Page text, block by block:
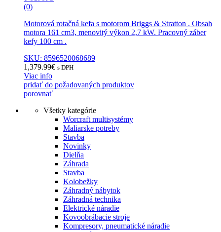
(0)
Motorová rotačná kefa s motorom Briggs & Stratton . Obsah
motora 161 cm3, menovitý výkon 2,7 kW. Pracovný záber
kefy 100 cm .
SKU: 8596520068689
1,379.99€ s DPH
Viac info
pridať do požadovaných produktov
porovnať
Všetky kategórie
Worcraft multisystémy
Maliarske potreby
Stavba
Novinky
Dielňa
Záhrada
Stavba
Kolobežky
Záhradný nábytok
Záhradná technika
Elektrické náradie
Kovoobrábacie stroje
Kompresory, pneumatické náradie